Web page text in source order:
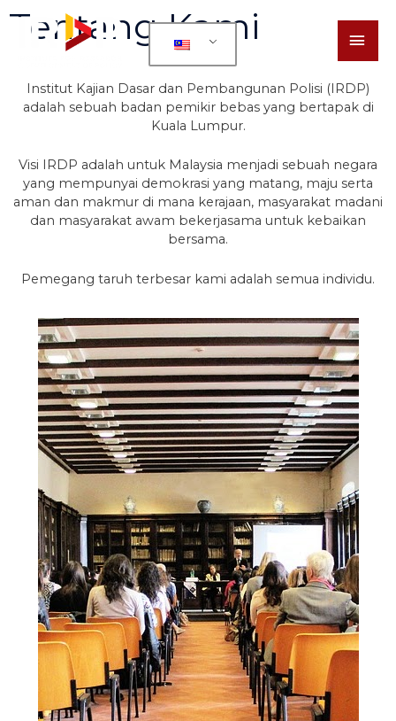
Tentang Kami
Institut Kajian Dasar dan Pembangunan Polisi (IRDP)
adalah sebuah badan pemikir bebas yang bertapak di
Kuala Lumpur.
Visi IRDP adalah untuk Malaysia menjadi sebuah negara
yang mempunyai demokrasi yang matang, maju serta
aman dan makmur di mana kerajaan, masyarakat madani
dan masyarakat awam bekerjasama untuk kebaikan
bersama.
Pemegang taruh terbesar kami adalah semua individu.